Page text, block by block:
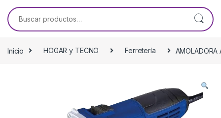
Buscar por:
Inicio HOGAR y TECNO Ferretería AMOLADORA